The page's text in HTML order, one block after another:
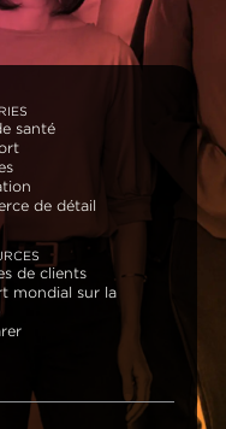
santé
de détail
de clients
mondial sur la